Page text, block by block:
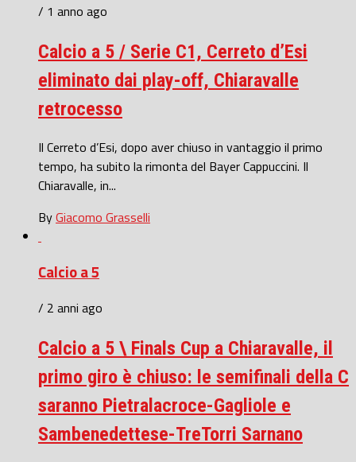
/ 1 anno ago
Calcio a 5 / Serie C1, Cerreto d’Esi
eliminato dai play-off, Chiaravalle
retrocesso
Il Cerreto d’Esi, dopo aver chiuso in vantaggio il primo
tempo, ha subito la rimonta del Bayer Cappuccini. Il
Chiaravalle, in...
ByGiacomo Grasselli
Calcio a 5
/ 2 anni ago
Calcio a 5 \ Finals Cup a Chiaravalle, il
primo giro è chiuso: le semifinali della C
saranno Pietralacroce-Gagliole e
Sambenedettese-TreTorri Sarnano